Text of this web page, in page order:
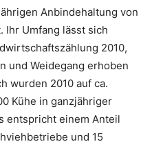
Anbindehaltung von
Ihr Umfang lässt sich
2010,
und Weidegang erhoben
wurden 2010 auf ca.
Kühe in ganzjähriger
entspricht einem Anteil
und 15